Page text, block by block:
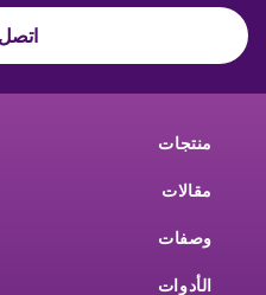
منتجات
مقالات
وصفات
الأدوات